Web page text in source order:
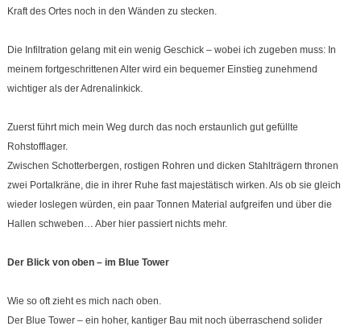
Kraft des Ortes noch in den Wänden zu stecken.
Die Infiltration gelang mit ein wenig Geschick – wobei ich zugeben muss: In
meinem fortgeschrittenen Alter wird ein bequemer Einstieg zunehmend
wichtiger als der Adrenalinkick.
Zuerst führt mich mein Weg durch das noch erstaunlich gut gefüllte
Rohstofflager.
Zwischen Schotterbergen, rostigen Rohren und dicken Stahlträgern thronen
zwei Portalkräne, die in ihrer Ruhe fast majestätisch wirken. Als ob sie gleich
wieder loslegen würden, ein paar Tonnen Material aufgreifen und über die
Hallen schweben… Aber hier passiert nichts mehr.
Der Blick von oben – im Blue Tower
Wie so oft zieht es mich nach oben.
Der Blue Tower – ein hoher, kantiger Bau mit noch überraschend solider